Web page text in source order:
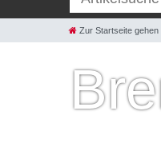
Zur Startseite gehen